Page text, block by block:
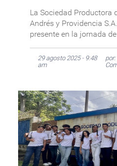
La Sociedad Productora
Andrés y Providencia
presente en la jornada de
29 agosto 2025 - 9:48
am